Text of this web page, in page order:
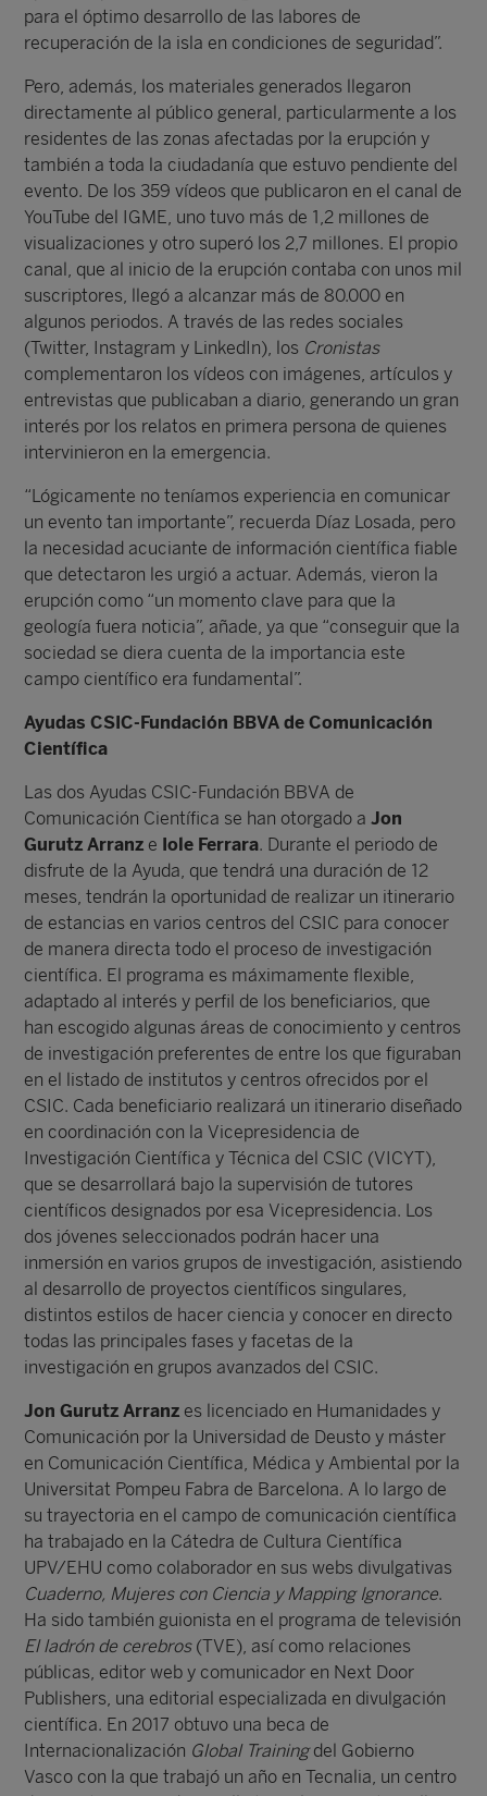
para el óptimo desarrollo de las labores de
recuperación de la isla en condiciones de seguridad”.
Pero, además, los materiales generados llegaron
directamente al público general, particularmente a los
residentes de las zonas afectadas por la erupción y
también a toda la ciudadanía que estuvo pendiente del
evento. De los 359 vídeos que publicaron en el canal de
YouTube del IGME, uno tuvo más de 1,2 millones de
visualizaciones y otro superó los 2,7 millones. El propio
canal, que al inicio de la erupción contaba con unos mil
suscriptores, llegó a alcanzar más de 80.000 en
algunos periodos. A través de las redes sociales
(Twitter, Instagram y LinkedIn), los Cronistas
complementaron los vídeos con imágenes, artículos y
entrevistas que publicaban a diario, generando un gran
interés por los relatos en primera persona de quienes
intervinieron en la emergencia.
“Lógicamente no teníamos experiencia en comunicar
un evento tan importante”, recuerda Díaz Losada, pero
la necesidad acuciante de información científica fiable
que detectaron les urgió a actuar. Además, vieron la
erupción como “un momento clave para que la
geología fuera noticia”, añade, ya que “conseguir que la
sociedad se diera cuenta de la importancia este
campo científico era fundamental”.
Ayudas CSIC-Fundación BBVA de Comunicación
Científica
Las dos Ayudas CSIC-Fundación BBVA de
Comunicación Científica se han otorgado aJon
Gurutz Arranz e Iole Ferrara. Durante el periodo de
disfrute de la Ayuda, que tendrá una duración de 12
meses, tendrán la oportunidad de realizar un itinerario
de estancias en varios centros del CSIC para conocer
de manera directa todo el proceso de investigación
científica. El programa es máximamente flexible,
adaptado al interés y perfil de los beneficiarios, que
han escogido algunas áreas de conocimiento y centros
de investigación preferentes de entre los que figuraban
en el listado de institutos y centros ofrecidos por el
CSIC. Cada beneficiario realizará un itinerario diseñado
en coordinación con la Vicepresidencia de
Investigación Científica y Técnica del CSIC (VICYT),
que se desarrollará bajo la supervisión de tutores
científicos designados por esa Vicepresidencia. Los
dos jóvenes seleccionados podrán hacer una
inmersión en varios grupos de investigación, asistiendo
al desarrollo de proyectos científicos singulares,
distintos estilos de hacer ciencia y conocer en directo
todas las principales fases y facetas de la
investigación en grupos avanzados del CSIC.
Jon Gurutz Arranz es licenciado en Humanidades y
Comunicación por la Universidad de Deusto y máster
en Comunicación Científica, Médica y Ambiental por la
Universitat Pompeu Fabra de Barcelona. A lo largo de
su trayectoria en el campo de comunicación científica
ha trabajado en la Cátedra de Cultura Científica
UPV/EHU como colaborador en sus webs divulgativas
Cuaderno, Mujeres con Ciencia y Mapping Ignorance.
Ha sido también guionista en el programa de televisión
El ladrón de cerebros(TVE), así como relaciones
públicas, editor web y comunicador en Next Door
Publishers, una editorial especializada en divulgación
científica. En 2017 obtuvo una beca de
Internacionalización Global Trainingdel Gobierno
Vasco con la que trabajó un año en Tecnalia, un centro